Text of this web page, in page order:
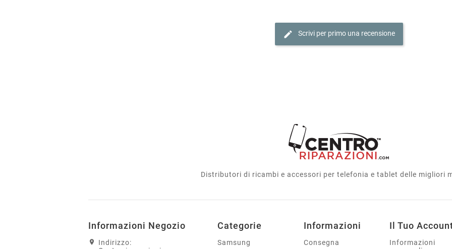
edit Scrivi per primo una recensione
Distributori di ricambi e accessori per telefonia e tablet delle migliori
Informazioni Negozio
Indirizzo:
Categorie
Samsung
Informazioni
Consegna
Il Tuo
Informazioni